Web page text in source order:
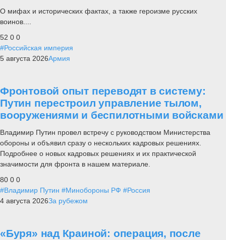
О мифах и исторических фактах, а также героизме русских
воинов....
52 0 0
#Российская империя
5 августа 2026Армия
Фронтовой опыт переводят в систему:
Путин перестроил управление тылом,
вооружениями и беспилотными войсками
Владимир Путин провел встречу с руководством Министерства
обороны и объявил сразу о нескольких кадровых решениях.
Подробнее о новых кадровых решениях и их практической
значимости для фронта в нашем материале.
80 0 0
#Владимир Путин #Минобороны РФ #Россия
4 августа 2026За рубежом
«Буря» над Краиной: операция, после